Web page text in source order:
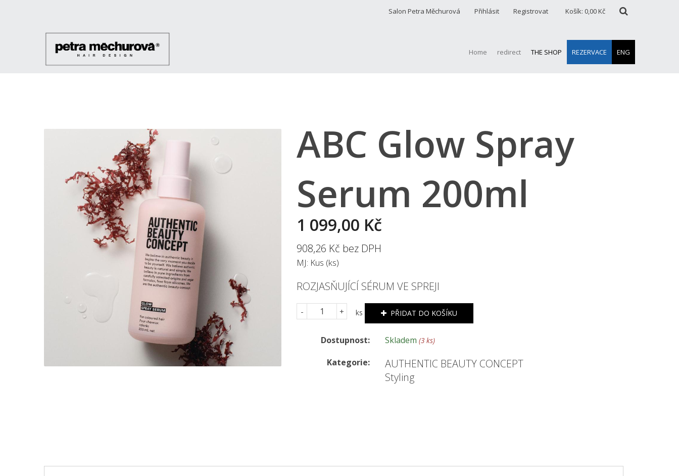
Salon Petra Měchurová Přihlásit Registrovat Košík: 0,00 Kč
Home redirect THE SHOP REZERVACE ENG
ABC Glow Spray
Serum 200ml
1 099,00 Kč
908,26 Kč bez DPH
MJ: Kus (ks)
ROZJASŇUJÍCÍ SÉRUM VE SPREJI
- + ks PŘIDAT DO KOŠÍKU
Dostupnost: Skladem (3 ks)
Kategorie:
AUTHENTIC BEAUTY CONCEPT
Styling